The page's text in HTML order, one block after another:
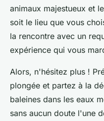
animaux majestueux et
soit le lieu que vous
la rencontre avec un
expérience qui vous
Alors, n'hésitez plus !
plongée et partez à la
baleines dans les eaux
sans aucun doute l'une